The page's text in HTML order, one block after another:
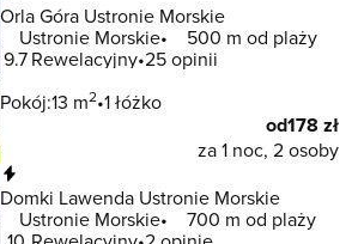
Orla Góra Ustronie Morskie
Ustronie Morskie
500 m od plaży
9.7Rewelacyjny 25 opinii
Pokój:13 m2 1 łóżko
od178 zł
za 1 noc, 2 osoby
Domki Lawenda Ustronie Morskie
Ustronie Morskie
700 m od plaży